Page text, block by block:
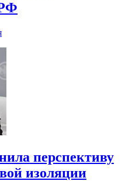
перспективу
изоляции